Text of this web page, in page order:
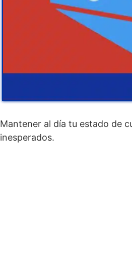
Mantener al día tu estado de
inesperados.